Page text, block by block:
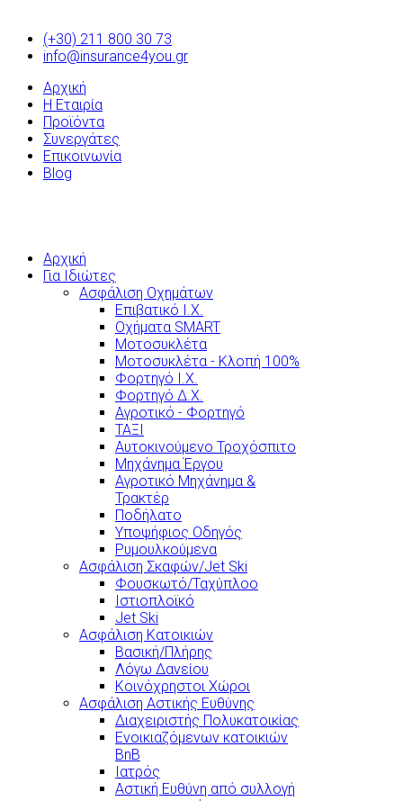
(+30) 211 800 30 73
info@insurance4you.gr
Αρχική
Η Εταιρία
Προϊόντα
Συνεργάτες
Επικοινωνία
Blog
Αρχική
Για Ιδιώτες
Ασφάλιση Οχημάτων
Επιβατικό Ι.Χ.
Οχήματα SMART
Μοτοσυκλέτα
Μοτοσυκλέτα - Κλοπή 100%
Φορτηγό Ι.Χ.
Φορτηγό Δ.Χ.
Αγροτικό - Φορτηγό
ΤΑΞΙ
Αυτοκινούμενο Τροχόσπιτο
Μηχάνημα Έργου
Αγροτικό Μηχάνημα &
Τρακτέρ
Ποδήλατο
Υποψήφιος Οδηγός
Ρυμουλκούμενα
Ασφάλιση Σκαφών/Jet Ski
Φουσκωτό/Ταχύπλοο
Ιστιοπλοϊκό
Jet Ski
Ασφάλιση Κατοικιών
Βασική/Πλήρης
Λόγω Δανείου
Κοινόχρηστοι Χώροι
Ασφάλιση Αστικής Ευθύνης
Διαχειριστής Πολυκατοικίας
Ενοικιαζόμενων κατοικιών
BnB
Ιατρός
Αστική Ευθύνη από συλλογή